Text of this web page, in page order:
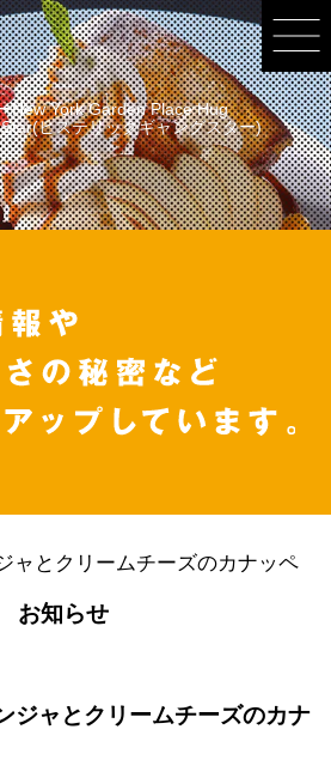
New York Garden Place Hug
ヒステリックギャングスター)
ャとクリームチーズのカナッペ
お知らせ
ジャとクリームチーズのカナ